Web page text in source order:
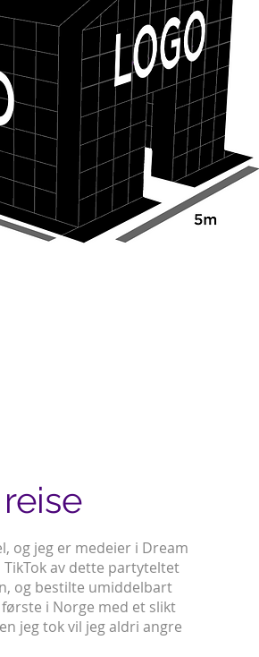
og jeg er medeier i Dream
TikTok av dette partyteltet
og bestilte umiddelbart
i Norge med et slikt
jeg tok vil jeg aldri angre